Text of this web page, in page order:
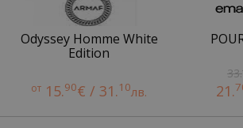
Odyssey Homme White
Edition
от 15.90€ / 31.10лв.
33.
21.